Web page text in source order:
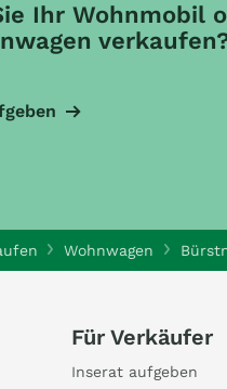
Ihr Wohnmobil
Wohnwagen
Für Verkäufer
Inserat aufgeben